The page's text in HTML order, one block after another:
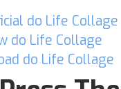
do Life Collage
do Life Collage
do Life Collage